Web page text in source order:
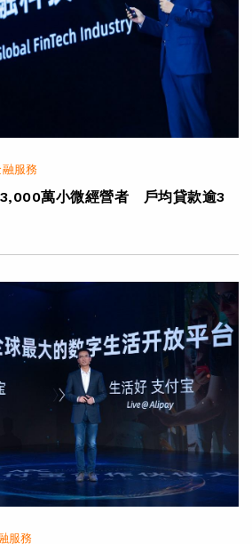
融服務
萬小微經營者 戶均貸款逾3
服務